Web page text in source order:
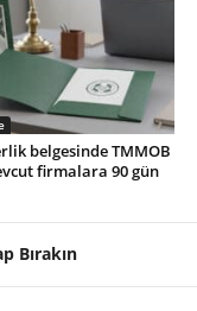
belgesinde TMMOB
firmalara 90 gün
Bırakın